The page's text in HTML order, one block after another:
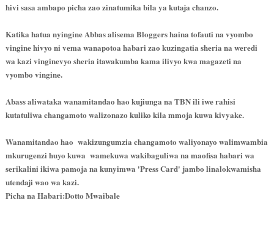
hivi sasa ambapo picha zao zinatumika bila ya kutaja chanzo.
Katika hatua nyingine Abbas alisema Bloggers haina tofauti na vyombo
vingine hivyo ni vema wanapotoa habari zao kuzingatia sheria na weredi
wa kazi vinginevyo sheria itawakumba kama ilivyo kwa magazeti na
vyombo vingine.
Abass aliwataka wanamitandao hao kujiunga na TBN ili iwe rahisi
kutatuliwa changamoto walizonazo kuliko kila mmoja kuwa kivyake.
Wanamitandao hao wakizungumzia changamoto waliyonayo walimwambia
mkurugenzi huyo kuwa wamekuwa wakibaguliwa na maofisa habari wa
serikalini ikiwa pamoja na kunyimwa 'Press Card' jambo linalokwamisha
utendaji wao wa kazi.
Picha na Habari:Dotto Mwaibale